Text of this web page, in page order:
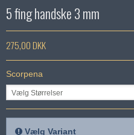
5 fing handske 3 mm
275,00 DKK
Scorpena
Vælg Størrelser
Vælg Variant